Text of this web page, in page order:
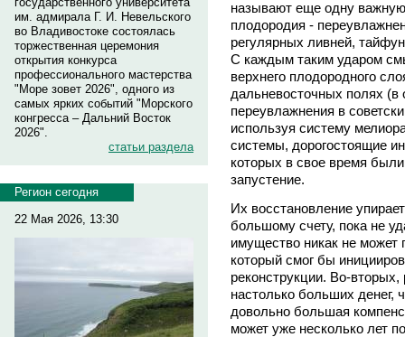
им. адмирала Г. И. Невельского
во Владивостоке состоялась
торжественная церемония
открытия конкурса
профессионального мастерства
"Море зовет 2026", одного из
самых ярких событий "Морского
конгресса – Дальний Восток
2026".
статьи раздела
Регион сегодня
22 Мая 2026, 13:30
называют еще одну
плодородия -
регулярных ливней,
С каждым таким ударом
верхнего плодородного
дальневосточных полях
переувлажнения в
используя систему
системы, дорогостоящие
которых в свое время
запустение.
Их восстановление
большому счету, пока не
имущество никак не может
который смог бы
реконструкции. Во-
настолько больших денег,
довольно большая
может уже несколько лет